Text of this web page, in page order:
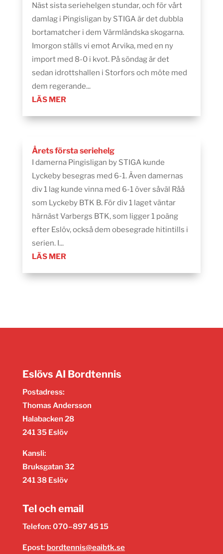
Näst sista seriehelgen stundar, och för vårt
damlag i Pingisligan by STIGA är det dubbla
bortamatcher i dem Värmländska skogarna.
Imorgon ställs vi emot Arvika, med en ny
import med 8-0 i kvot. På söndag är det
sedan idrottshallen i Storfors och möte med
dem regerande...
LÄS MER
Årets första seriehelg
I damerna Pingisligan by STIGA kunde
Lyckeby besegras med 6-1. Även damernas
div 1 lag kunde vinna med 6-1 över såväl Råå
som Lyckeby BTK B. För div 1 laget väntar
härnäst Varbergs BTK, som ligger 1 poäng
efter Eslöv, också dem obesegrade hitintills i
serien. I...
LÄS MER
Eslövs AI Bordtennis
Postadress:
Thomas Andersson
Halabacken 28
241 35 Eslöv
Kansli:
Bruksgatan 32
241 38 Eslöv
Tel och email
Telefon: 070–897 45 15
Epost: bordtennis@eaibtk.se